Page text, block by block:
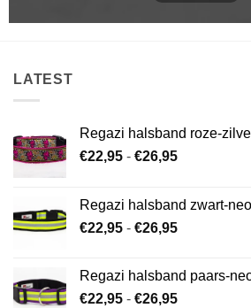
LATEST
Regazi halsband roze-
€22,95 - €26,95Prijsklasse:
€26,95
Regazi halsband zwart-
€22,95 - €26,95Prijsklasse:
€26,95
Regazi halsband paars-
€22,95 - €26,95Prijsklasse: